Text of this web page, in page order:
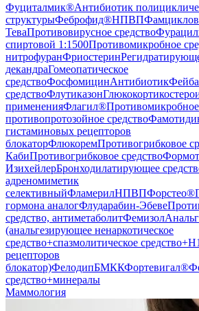
Фуциталмик®Антибиотик
структурыФеброфид®НПВП
ТеваПротивовирусное средство
спиртовой 1:1500Противомикробное
нитрофуранФриостерин
декандраГомеопатическое
средствоФосфомицинАнтибиотик
средствоФлутиказон
примененияФлагил®
противопротозойное средство
гистаминовых рецепторов
блокаторФлюкоремПротивогрибковое
КабиПротивогрибковое средство
ИзихейлерБронходилатирующее
адреномиметик
селективныйФламерилНПВПФорстео®
гормона аналогФлударабин-Эбеве
средство, антиметаболитФемизол
(анальгезирующее ненаркотическое
средство+спазмолитическое
рецепторов
блокатор)ФелодипБМККФортевигал®
средство+минералы
Маммология